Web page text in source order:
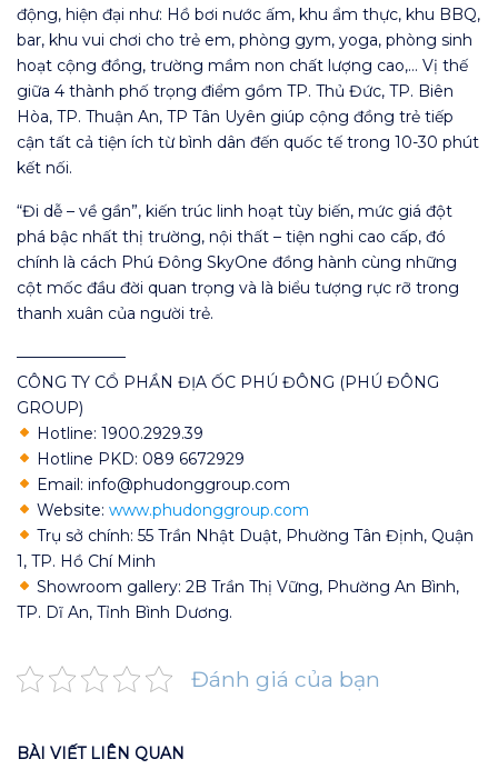
động, hiện đại như: Hồ bơi nước ấm, khu ẩm thực, khu BBQ,
bar, khu vui chơi cho trẻ em, phòng gym, yoga, phòng sinh
hoạt cộng đồng, trường mầm non chất lượng cao,… Vị thế
giữa 4 thành phố trọng điểm gồm TP. Thủ Đức, TP. Biên
Hòa, TP. Thuận An, TP Tân Uyên giúp cộng đồng trẻ tiếp
cận tất cả tiện ích từ bình dân đến quốc tế trong 10-30 phút
kết nối.
“Đi dễ – về gần”, kiến trúc linh hoạt tùy biến, mức giá đột
phá bậc nhất thị trường, nội thất – tiện nghi cao cấp, đó
chính là cách Phú Đông SkyOne đồng hành cùng những
cột mốc đầu đời quan trọng và là biểu tượng rực rỡ trong
thanh xuân của người trẻ.
———————
CÔNG TY CỔ PHẦN ĐỊA ỐC PHÚ ĐÔNG (PHÚ ĐÔNG
GROUP)
Hotline: 1900.2929.39
Hotline PKD: 089 6672929
Email: info@phudonggroup.com
Website: www.phudonggroup.com
Trụ sở chính: 55 Trần Nhật Duật, Phường Tân Định, Quận
1, TP. Hồ Chí Minh
Showroom gallery: 2B Trần Thị Vững, Phường An Bình,
TP. Dĩ An, Tỉnh Bình Dương.
Đánh giá của bạn
BÀI VIẾT LIÊN QUAN